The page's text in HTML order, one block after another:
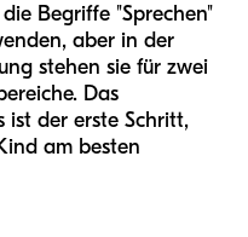
Begriffe "Sprechen"
aber in der
stehen sie für zwei
Das
ist der erste Schritt,
am besten